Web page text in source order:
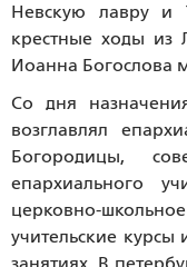
Невскую лавру и
крестные ходы
Иоанна Богослова
Со дня
возглавлял
Богородицы,
епархиального
церковно-
учительские